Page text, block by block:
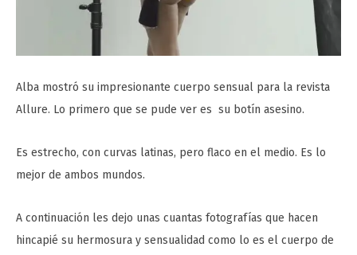
Alba mostró su impresionante cuerpo sensual para la revista
Allure. Lo primero que se pude ver es su botín asesino.
Es estrecho, con curvas latinas, pero flaco en el medio. Es lo
mejor de ambos mundos.
A continuación les dejo unas cuantas fotografías que hacen
hincapié su hermosura y sensualidad como lo es el cuerpo de